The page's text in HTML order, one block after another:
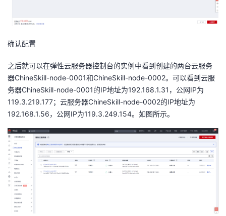
确认配置
之后就可以在弹性云服务器控制台的实例中看到创建的两台云服务
器ChineSkill-node-0001和ChineSkill-node-0002。可以看到云服
务器ChineSkill-node-0001的IP地址为192.168.1.31，公网IP为
119.3.219.177；云服务器ChineSkill-node-0002的IP地址为
192.168.1.56，公网IP为119.3.249.154。如图所示。